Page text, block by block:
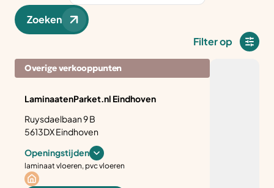
Zoeken
Filter op
Overige verkooppunten
LaminaatenParket.nl Eindhoven
Ruysdaelbaan 9 B
5613DX Eindhoven
Openingstijden
laminaat vloeren, pvc vloeren